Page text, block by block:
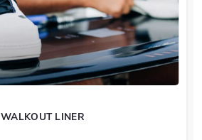
WALKOUT LINER